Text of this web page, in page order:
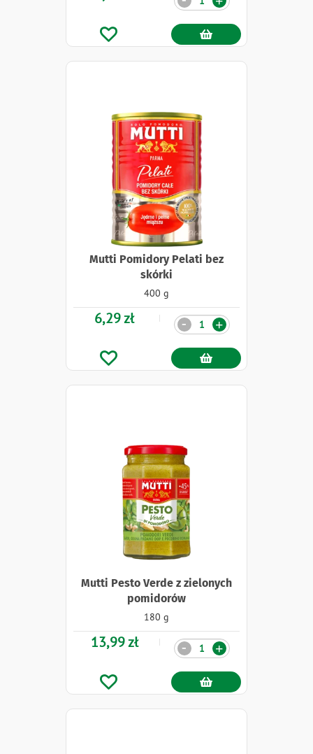
Mutti Pomidory Pelati bez
skórki
400 g
6,29 zł Ilość +
-
Mutti Pesto Verde z zielonych
pomidorów
180 g
13,99 zł Ilość +
-